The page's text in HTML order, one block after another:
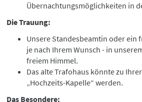
Übernachtungsmöglichkeiten in
Die Trauung:
Unsere Standesbeamtin oder ein
je nach Ihrem Wunsch - in
freiem Himmel.
Das alte Trafohaus könnte zu
„Hochzeits-Kapelle“ werden.
Das Besondere: